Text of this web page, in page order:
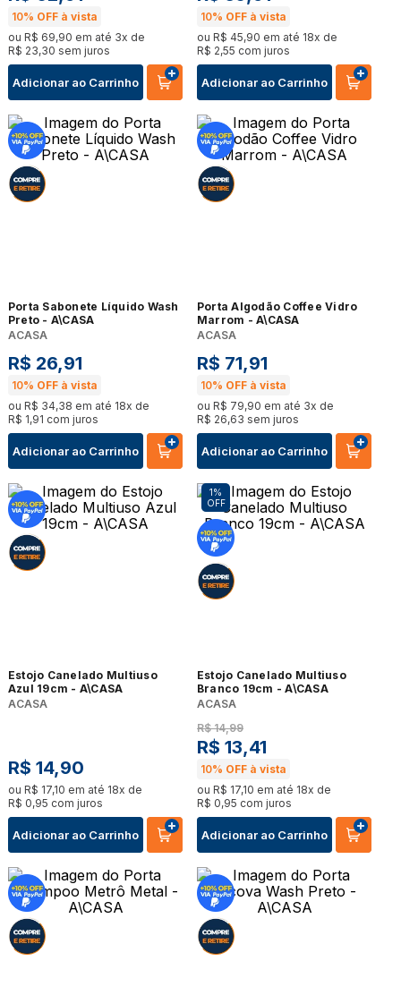
10% OFF à vista
ou R$ 69,90 em até 3x de
R$ 23,30 sem juros
Adicionar ao Carrinho
10% OFF à vista
ou R$ 45,90 em até 18x de
R$ 2,55 com juros
Adicionar ao Carrinho
Porta Sabonete Líquido Wash
Preto - A\CASA
ACASA
R$ 26,91
10% OFF à vista
ou R$ 34,38 em até 18x de
R$ 1,91 com juros
Adicionar ao Carrinho
Porta Algodão Coffee Vidro
Marrom - A\CASA
ACASA
R$ 71,91
10% OFF à vista
ou R$ 79,90 em até 3x de
R$ 26,63 sem juros
Adicionar ao Carrinho
Estojo Canelado Multiuso
Azul 19cm - A\CASA
ACASA
R$ 14,90
ou R$ 17,10 em até 18x de
R$ 0,95 com juros
Adicionar ao Carrinho
1%
OFF
Estojo Canelado Multiuso
Branco 19cm - A\CASA
ACASA
R$ 14,99
R$ 13,41
10% OFF à vista
ou R$ 17,10 em até 18x de
R$ 0,95 com juros
Adicionar ao Carrinho